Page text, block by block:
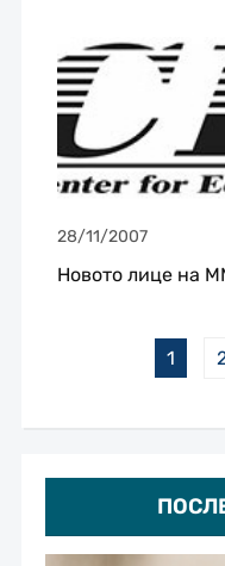
28/11/2007
Новото лице на
1